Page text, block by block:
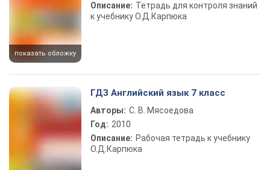
показать обложку
Описание: Тетрадь для контроля знаний
к учебнику О.Д.Карпюка
ГДЗ Английский язык 7 класс
Авторы: С. В. Мясоедова
Год: 2010
Описание: Рабочая тетрадь к учебнику
О.Д.Карпюка